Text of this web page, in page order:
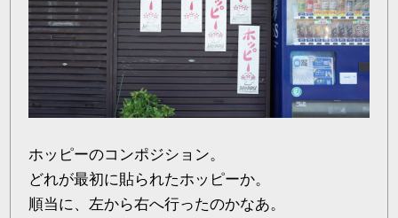
ホッピーのコンポジション。
どれが最初に貼られたホッピーか。
順当に、左から右へ行ったのかなあ。